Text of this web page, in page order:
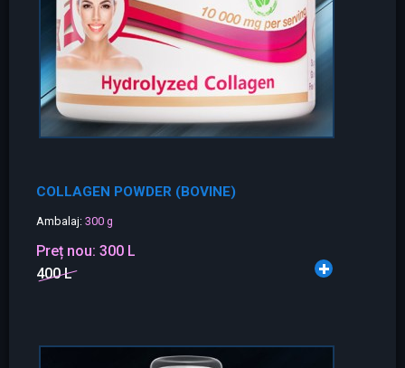
COLLAGEN POWDER (BOVINE)
Ambalaj: 300 g
Preț nou: 300 L
400 L